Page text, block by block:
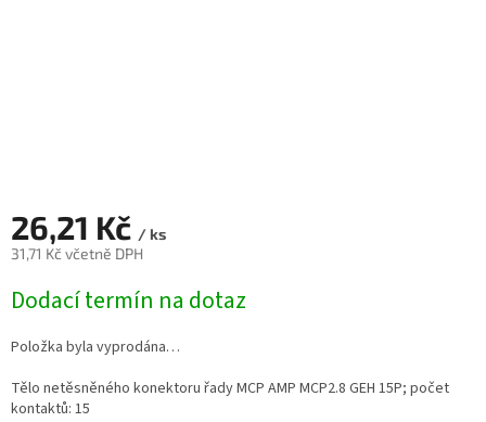
26,21 Kč / ks
31,71 Kč včetně DPH
cena:
Dodací termín na dotaz
Položka byla vyprodána…
Tělo netěsněného konektoru řady MCP AMP MCP2.8 GEH 15P; počet
kontaktů: 15